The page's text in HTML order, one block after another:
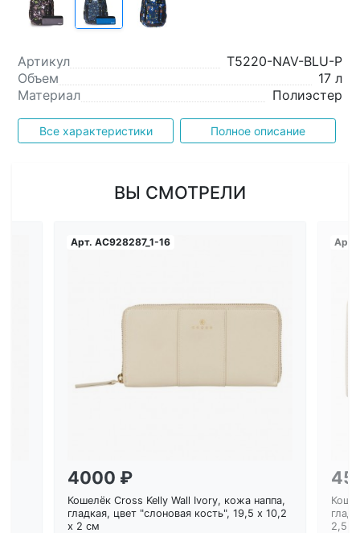
Артикул
T5220-NAV-BLU-P
Объем
17 л
Материал
Полиэстер
Все характеристики Полное описание
ВЫ СМОТРЕЛИ
Арт. AC928287_1-16
4000 ₽
Кошелёк Cross Kelly Wall Ivory, кожа наппа,
гладкая, цвет "слоновая кость", 19,5 x 10,2
x 2 см
Арт.
2,5